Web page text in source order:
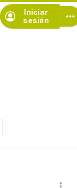
Iniciar
sesión